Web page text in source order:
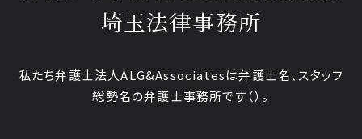
埼玉法律事務所
私たち弁護士法人ALG&Associatesは弁護士名、スタッフ
総勢名の弁護士事務所です（）。